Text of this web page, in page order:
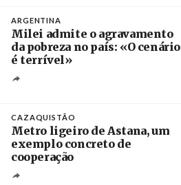
ARGENTINA
Milei admite o agravamento
da pobreza no país: «O cenário
é terrível»
CAZAQUISTÃO
Metro ligeiro de Astana, um
exemplo concreto de
cooperação